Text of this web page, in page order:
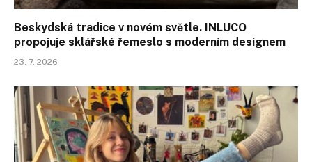
Beskydská tradice v novém světle. INLUCO
propojuje sklářské řemeslo s moderním designem
23. 7. 2026